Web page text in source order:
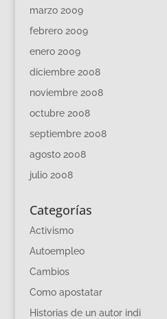
marzo 2009
febrero 2009
enero 2009
diciembre 2008
noviembre 2008
octubre 2008
septiembre 2008
agosto 2008
julio 2008
Categorías
Activismo
Autoempleo
Cambios
Como apostatar
Historias de un autor indi